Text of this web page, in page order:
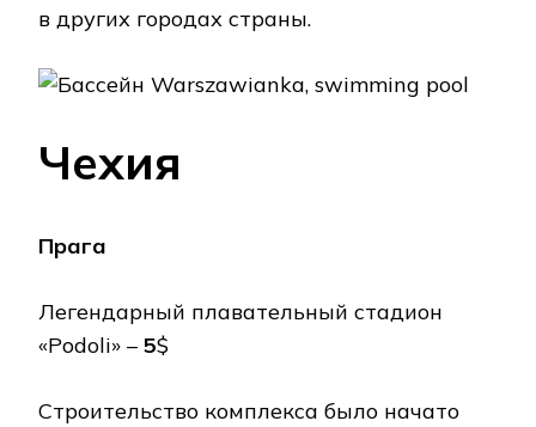
в других городах страны.
Чехия
Прага
Легендарный плавательный стадион
«Podoli» – 5$
Строительство комплекса было начато